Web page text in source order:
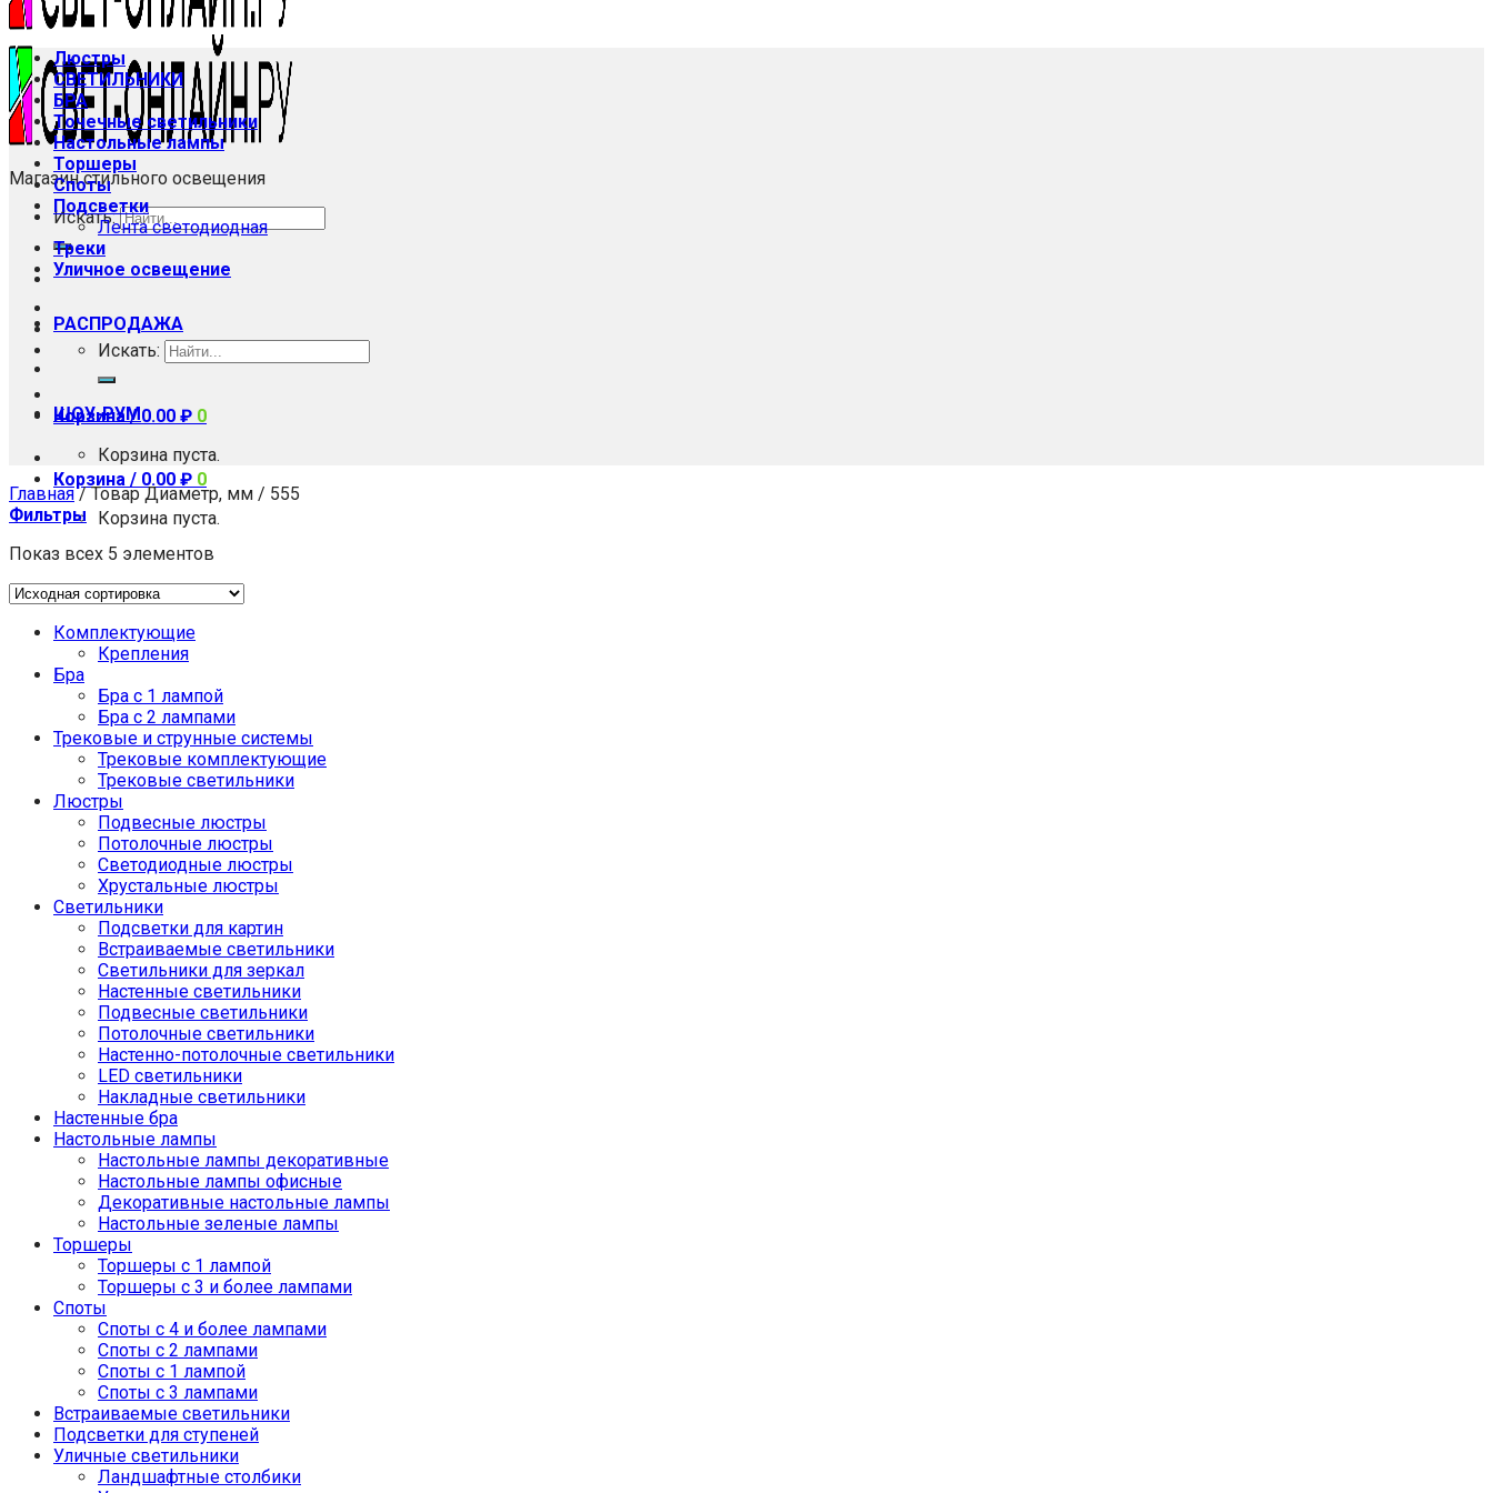
Магазин стильного освещения
Искать:
РАСПРОДАЖА
ШОУ-РУМ
Корзина / 0.00 ₽ 0
Корзина пуста.
Люстры
СВЕТИЛЬНИКИ
БРА
Точечные светильники
Настольные лампы
Торшеры
Споты
Подсветки
Лента светодиодная
Треки
Уличное освещение
Искать:
Корзина /0.00 ₽ 0
Корзина пуста.
Главная /Товар Диаметр, мм / 555
Фильтры
Показ всех 5 элементов
Комплектующие
Крепления
Бра
Бра с 1 лампой
Бра с 2 лампами
Трековые и струнные системы
Трековые комплектующие
Трековые светильники
Люстры
Подвесные люстры
Потолочные люстры
Светодиодные люстры
Хрустальные люстры
Светильники
Подсветки для картин
Встраиваемые светильники
Светильники для зеркал
Настенные светильники
Подвесные светильники
Потолочные светильники
Настенно-потолочные светильники
LED светильники
Накладные светильники
Настенные бра
Настольные лампы
Настольные лампы декоративные
Настольные лампы офисные
Декоративные настольные лампы
Настольные зеленые лампы
Торшеры
Торшеры с 1 лампой
Торшеры с 3 и более лампами
Споты
Споты с 4 и более лампами
Споты с 2 лампами
Споты с 1 лампой
Споты с 3 лампами
Встраиваемые светильники
Подсветки для ступеней
Уличные светильники
Ландшафтные столбики